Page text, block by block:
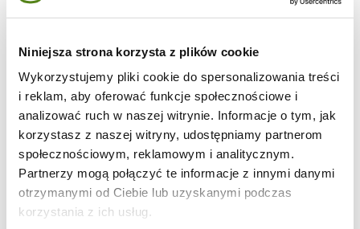
Niniejsza strona korzysta z plików cookie
Wykorzystujemy pliki cookie do spersonalizowania treści
i reklam, aby oferować funkcje społecznościowe i
analizować ruch w naszej witrynie. Informacje o tym, jak
korzystasz z naszej witryny, udostępniamy partnerom
społecznościowym, reklamowym i analitycznym.
Partnerzy mogą połączyć te informacje z innymi danymi
otrzymanymi od Ciebie lub uzyskanymi podczas
korzystania z ich usług.